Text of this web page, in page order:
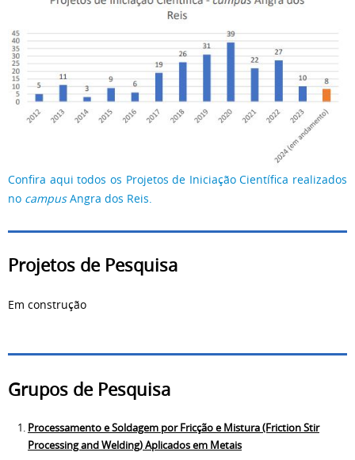
Confira aqui todos os Projetos de Iniciação Científica realizados
no campusAngra dos Reis.
Projetos de Pesquisa
Em construção
Grupos de Pesquisa
Processamento e Soldagem por Fricção e Mistura (Friction Stir
Processing and Welding) Aplicados em Metais